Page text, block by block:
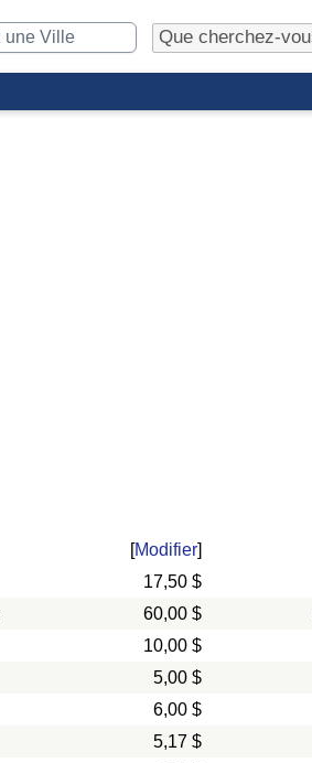
[Modifier]
17,50 $
60,00 $
10,00 $
5,00 $
6,00 $
5,17 $